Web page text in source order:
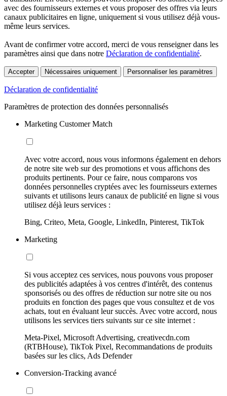
avec des fournisseurs externes et vous proposer des offres via leurs
canaux publicitaires en ligne, uniquement si vous utilisez déjà vous-
même leurs services.
Avant de confirmer votre accord, merci de vous renseigner dans les
paramètres ainsi que dans notre Déclaration de confidentialité.
Accepter Nécessaires uniquement Personnaliser les paramètres
Déclaration de confidentialité
Paramètres de protection des données personnalisés
Marketing Customer Match
Avec votre accord, nous vous informons également en dehors
de notre site web sur des promotions et vous affichons des
produits pertinents. Pour ce faire, nous comparons vos
données personnelles cryptées avec les fournisseurs externes
suivants et utilisons leurs canaux de publicité en ligne si vous
utilisez déjà leurs services :
Bing, Criteo, Meta, Google, LinkedIn, Pinterest, TikTok
Marketing
Si vous acceptez ces services, nous pouvons vous proposer
des publicités adaptées à vos centres d'intérêt, des contenus
sponsorisés ou des offres de réduction sur notre site ou nos
produits en fonction des pages que vous consultez et de vos
achats, tout en évaluant leur succès. Avec votre accord, nous
utilisons les services tiers suivants sur ce site internet :
Meta-Pixel, Microsoft Advertising, creativecdn.com
(RTBHouse), TikTok Pixel, Recommandations de produits
basées sur les clics, Ads Defender
Conversion-Tracking avancé